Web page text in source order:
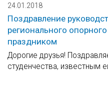
24.01.2018
Поздравление
регионального
праздником
Дорогие друзья!
студенчества, известным